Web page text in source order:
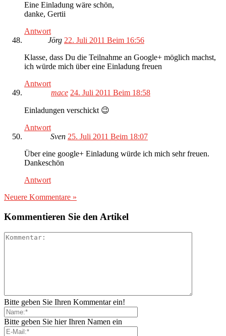
Eine Einladung wäre schön,
danke, Gertii
Antwort
Jörg 22. Juli 2011 Beim 16:56
Klasse, dass Du die Teilnahme an Google+ möglich machst,
ich würde mich über eine Einladung freuen
Antwort
mace 24. Juli 2011 Beim 18:58
Einladungen verschickt 😉
Antwort
Sven 25. Juli 2011 Beim 18:07
Über eine google+ Einladung würde ich mich sehr freuen.
Dankeschön
Antwort
Neuere Kommentare »
Kommentieren Sie den Artikel
Bitte geben Sie Ihren Kommentar ein!
Bitte geben Sie hier Ihren Namen ein